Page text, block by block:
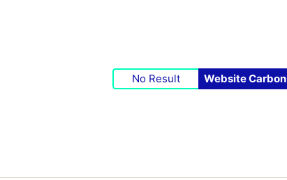
No Result Website Carbon